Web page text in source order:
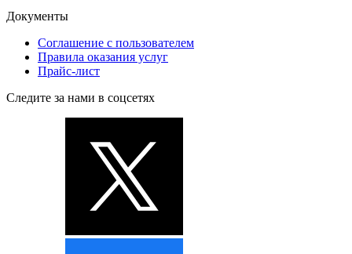
Документы
Соглашение с пользователем
Правила оказания услуг
Прайс-лист
Следите за нами в соцсетях